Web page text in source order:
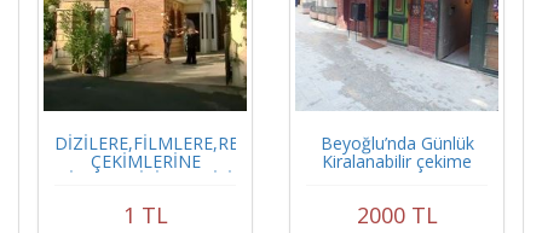
DİZİLERE,FİLMLERE,REKLAM
ÇEKİMLERİNE
KİRALIK(DİZİ GEÇMİŞİ
1 TL
Beyoğlu’nda Günlük
Kiralanabilir çekime
uygun bar
2000 TL